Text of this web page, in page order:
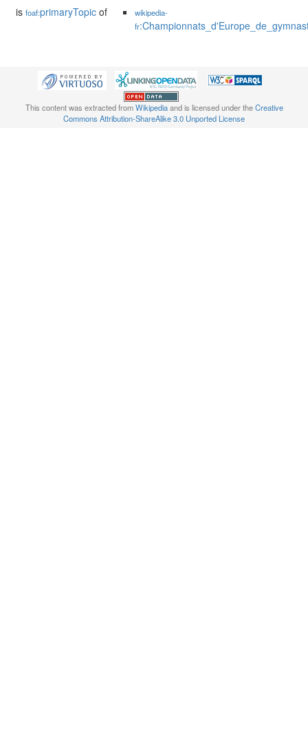
is foaf:primaryTopic of
wikipedia-
fr
This content was extracted fromWikipediaand is licensed under theCreative
Commons Attribution-ShareAlike 3.0 Unported License